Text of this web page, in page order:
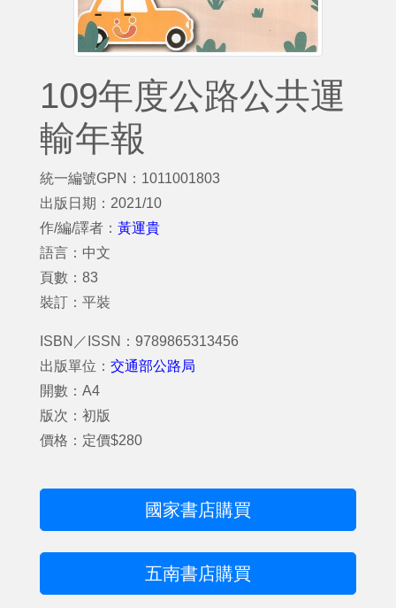
109年度公路公共運
輸年報
統一編號GPN：1011001803
出版日期：2021/10
作/編/譯者： 黃運貴
語言：中文
頁數：83
裝訂：平裝
ISBN／ISSN：9789865313456
出版單位： 交通部公路局
開數：A4
版次：初版
價格：定價$280
國家書店購買
五南書店購買